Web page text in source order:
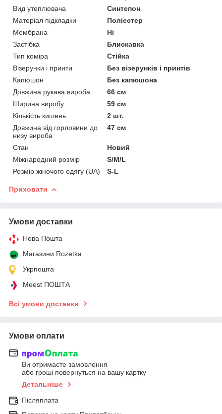
Вид утеплювача
Синтепон
Матеріал підкладки
Поліестер
Мембрана
Ні
Застібка
Блискавка
Тип коміра
Стійка
Візерунки і принти
Без візерунків і принтів
Капюшон
Без капюшона
Довжина рукава вироба
66 см
Ширина виробу
59 см
Кількість кишень
2 шт.
Довжина від горловини до
низу вироба
47 см
Стан
Новий
Міжнародний розмір
S/M/L
Розмір жіночого одягу (UA)
S-L
Приховати
Умови доставки
Нова Пошта
Магазини Rozetka
Укрпошта
Meest ПОШТА
Всі умови доставки
Умови оплати
Ви отримаєте замовлення
або гроші повернуться на вашу картку
Детальніше
Післяплата